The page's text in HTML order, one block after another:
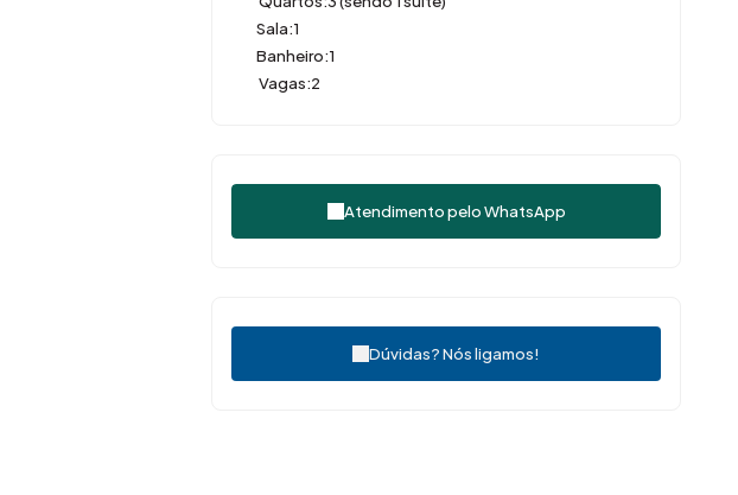
Sala:1
Banheiro:1
Vagas:2
Atendimento peloWhatsApp
Dúvidas? Nós ligamos!